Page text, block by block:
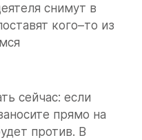
снимут в
кого–то из
сейчас: если
прямо на
против. В